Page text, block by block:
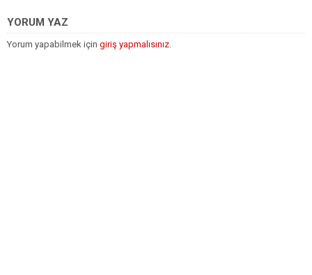
YORUM YAZ
Yorum yapabilmek için giriş yapmalısınız